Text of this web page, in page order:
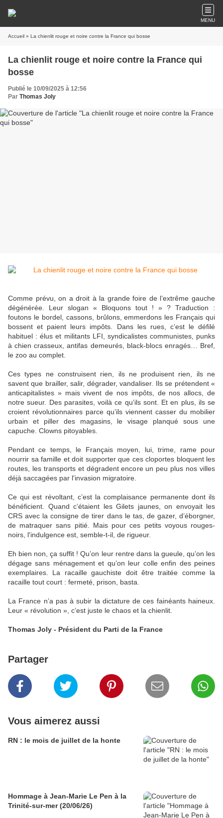
MENU
Accueil » La chienlit rouge et noire contre la France qui bosse
La chienlit rouge et noire contre la France qui
bosse
Publié le 10/09/2025 à 12:56
Par Thomas Joly
Comme prévu, on a droit à la grande foire de l’extrême gauche
dégénérée. Leur slogan « Bloquons tout ! » ? Traduction :
foutons le bordel, cassons, brûlons, emmerdons les Français qui
bossent et paient leurs impôts. Dans les rues, c’est le défilé
habituel : élus et militants LFI, syndicalistes communistes, punks
à chien crasseux, antifas demeurés, black-blocs enragés… Bref,
le zoo au complet.
Ces types ne construisent rien, ils ne produisent rien, ils ne
savent que brailler, salir, dégrader, vandaliser. Ils se prétendent «
anticapitalistes » mais vivent de nos impôts, de nos allocs, de
notre sueur. Des parasites, voilà ce qu’ils sont. Et en plus, ils se
croient révolutionnaires parce qu’ils viennent casser du mobilier
urbain et piller des magasins, le visage planqué sous une
capuche. Clowns pitoyables.
Pendant ce temps, le Français moyen, lui, trime, rame pour
nourrir sa famille et doit supporter que ces cloportes bloquent les
routes, les transports et dégradent encore un peu plus nos villes
déjà saccagées par l'invasion migratoire.
Ce qui est révoltant, c’est la complaisance permanente dont ils
bénéficient. Quand c’étaient les Gilets jaunes, on envoyait les
CRS avec la consigne de tirer dans le tas, de gazer, d’éborgner,
de matraquer sans pitié. Mais pour ces petits voyous rouges-
noirs, l'indulgence est, semble-t-il, de rigueur.
Eh bien non, ça suffit ! Qu’on leur rentre dans la gueule, qu’on les
dégage sans ménagement et qu’on leur colle enfin des peines
exemplaires. La racaille gauchiste doit être traitée comme la
racaille tout court : fermeté, prison, basta.
La France n’a pas à subir la dictature de ces fainéants haineux.
Leur « révolution », c’est juste le chaos et la chienlit.
Thomas Joly - Président du Parti de la France
Partager
Vous aimerez aussi
RN : le mois de juillet de la honte
Hommage à Jean-Marie Le Pen à la
Trinité-sur-mer (20/06/26)